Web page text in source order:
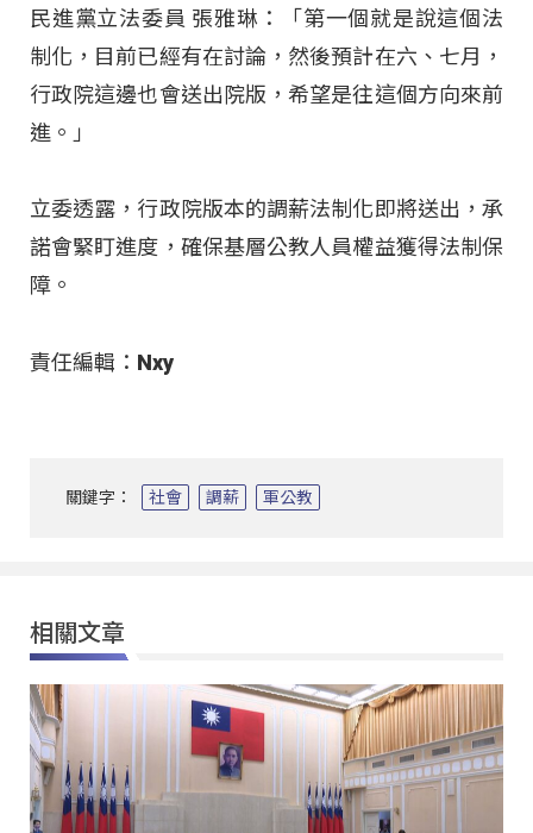
民進黨立法委員 張雅琳：「第一個就是說這個法
制化，目前已經有在討論，然後預計在六、七月，
行政院這邊也會送出院版，希望是往這個方向來前
進。」
立委透露，行政院版本的調薪法制化即將送出，承
諾會緊盯進度，確保基層公教人員權益獲得法制保
障。
責任編輯：Nxy
關鍵字： 社會 調薪 軍公教
相關文章